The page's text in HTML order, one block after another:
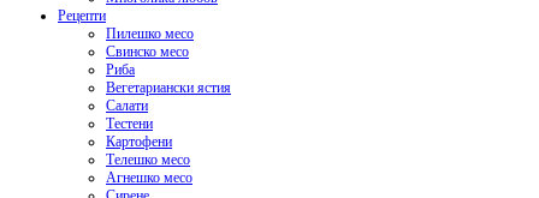
Рецепти
Пилешко месо
Свинско месо
Риба
Вегетариански ястия
Салати
Тестени
Картофени
Телешко месо
Агнешко месо